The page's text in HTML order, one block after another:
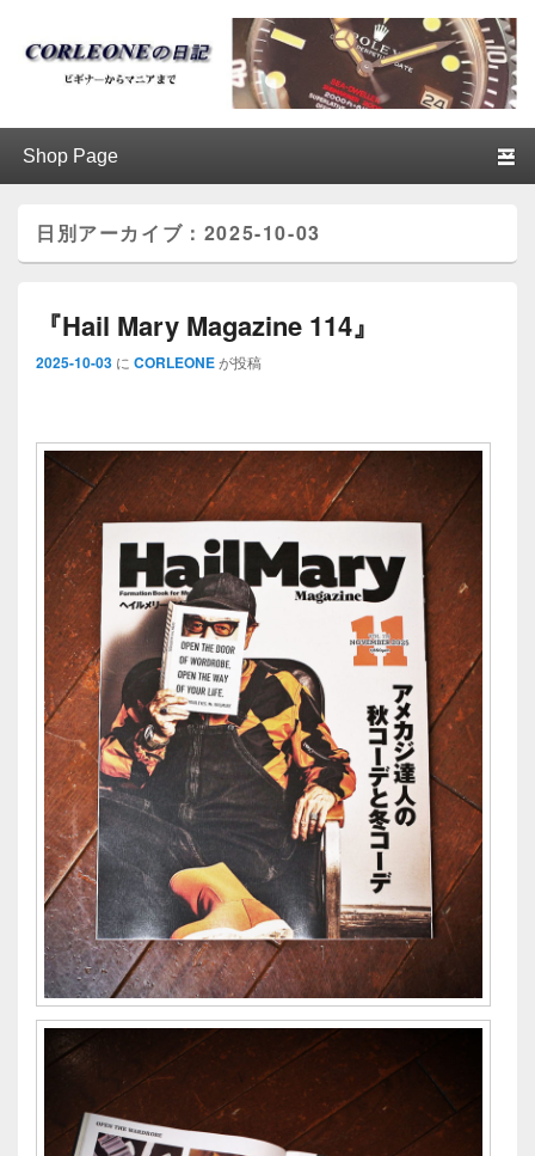
ブログ / アンティークロレックス
│CORLEONE
日別アーカイブ： 2025-10-03
『Hail Mary Magazine 114』
2025-10-03 に CORLEONEが投稿